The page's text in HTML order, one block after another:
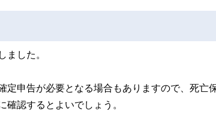
ました。
定申告が必要となる場合もありますので、死亡
認するとよいでしょう。